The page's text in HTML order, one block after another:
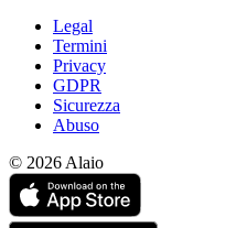
Legal
Termini
Privacy
GDPR
Sicurezza
Abuso
© 2026 Alaio